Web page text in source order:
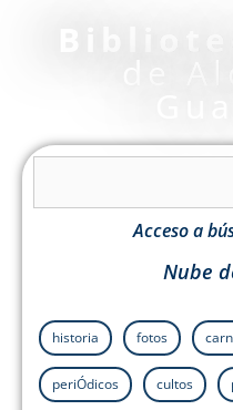
Acceso a
Nube
historia fotos
periÓdicos cultos